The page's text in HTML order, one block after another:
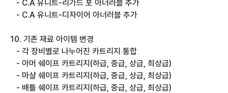
   - C.A 유니트-리가드 포 아너러블 추가
   - C.A 유니트-디자이어 아너러블 추가
10. 기존 재료 아이템 변경
   - 각 장비별로 나누어진 카트리지 통합
   - 아머 쉐이프 카트리지(하급, 중급, 상급, 최상급)
   - 마샬 쉐이프 카트리지(하급, 중급, 상급, 최상급)
   - 배틀 쉐이프 카트리지(하급, 중급, 상급, 최상급)